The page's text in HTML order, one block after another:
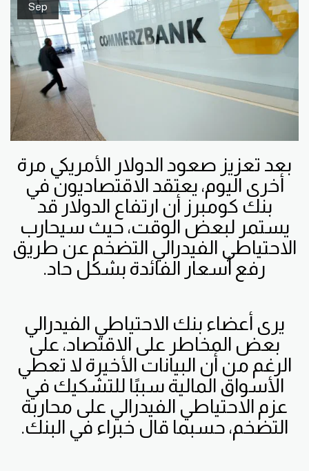
Sep
بعد تعزيز صعود الدولار الأمريكي مرة
أخرى اليوم، يعتقد الاقتصاديون في
بنك كومبرز أن ارتفاع الدولار قد
يستمر لبعض الوقت، حيث سيحارب
الاحتياطي الفيدرالي التضخم عن طريق
رفع أسعار الفائدة بشكل حاد.
يرى أعضاء بنك الاحتياطي الفيدرالي
بعض المخاطر على الاقتصاد، على
الرغم من أن البيانات الأخيرة لا تعطي
الأسواق المالية سببًا للتشكيك في
عزم الاحتياطي الفيدرالي على محاربة
التضخم، حسبما قال خبراء في البنك.